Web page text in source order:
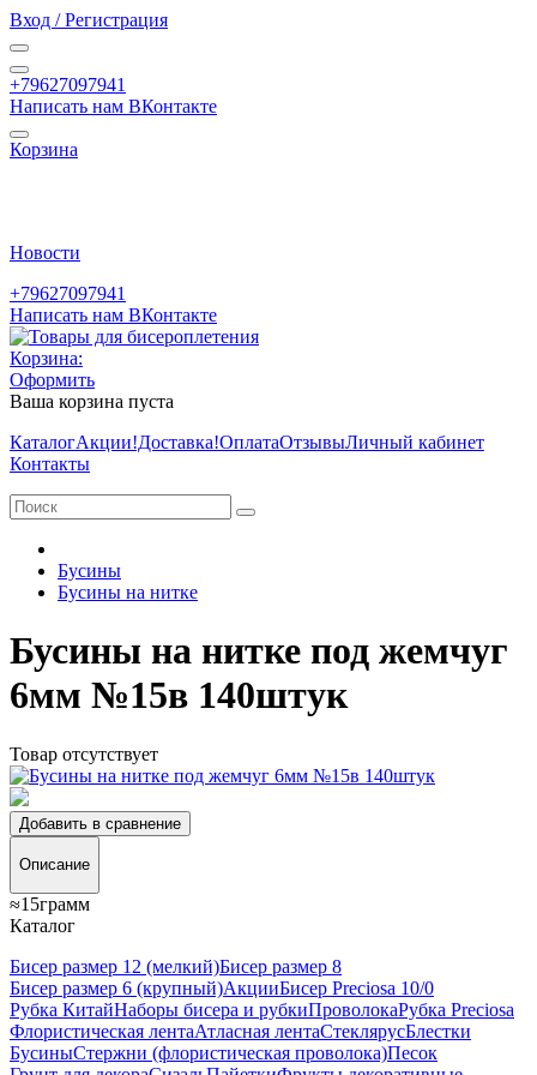
Вход / Регистрация
+79627097941
Написать нам ВКонтакте
Корзина
Новости
+79627097941
Написать нам ВКонтакте
Корзина:
Оформить
Ваша корзина пуста
КаталогАкции!Доставка!ОплатаОтзывыЛичный кабинет
Контакты
Бусины
Бусины на нитке
Бусины на нитке под жемчуг
6мм №15в 140штук
Товар отсутствует
Добавить в сравнение
Описание
≈15грамм
Каталог
Бисер размер 12 (мелкий)Бисер размер 8
Бисер размер 6 (крупный)АкцииБисер Preciosa 10/0
Рубка КитайНаборы бисера и рубкиПроволокаРубка Preciosa
Флористическая лентаАтласная лентаСтеклярусБлестки
БусиныСтержни (флористическая проволока)Песок